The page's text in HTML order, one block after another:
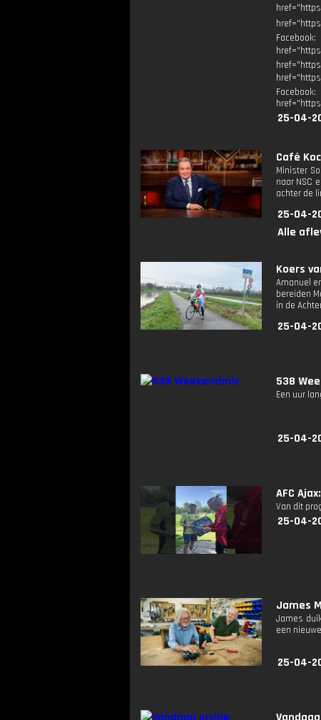
25-04-
Café
Minister
naar NSC
achter de
25-04-
Alle
Koers
Amanuel
bereiden
in de
25-04-
538
Een uur
25-04-
AFC
Van dit
25-04-
James
James
een
25-04-